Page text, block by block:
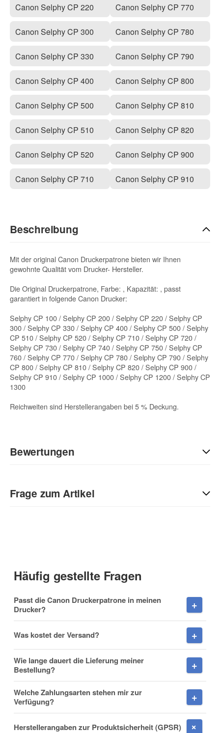
Canon Selphy CP 220
Canon Selphy CP 300
Canon Selphy CP 330
Canon Selphy CP 400
Canon Selphy CP 500
Canon Selphy CP 510
Canon Selphy CP 520
Canon Selphy CP 710
Canon Selphy CP 770
Canon Selphy CP 780
Canon Selphy CP 790
Canon Selphy CP 800
Canon Selphy CP 810
Canon Selphy CP 820
Canon Selphy CP 900
Canon Selphy CP 910
Beschreibung
Mit der original Canon Druckerpatrone bieten wir Ihnen
gewohnte Qualität vom Drucker- Hersteller.
Die Original Druckerpatrone, Farbe: , Kapazität: , passt
garantiert in folgende Canon Drucker:
Selphy CP 100 / Selphy CP 200 / Selphy CP 220 / Selphy CP
300 / Selphy CP 330 / Selphy CP 400 / Selphy CP 500 / Selphy
CP 510 / Selphy CP 520 / Selphy CP 710 / Selphy CP 720 /
Selphy CP 730 / Selphy CP 740 / Selphy CP 750 / Selphy CP
760 / Selphy CP 770 / Selphy CP 780 / Selphy CP 790 / Selphy
CP 800 / Selphy CP 810 / Selphy CP 820 / Selphy CP 900 /
Selphy CP 910 / Selphy CP 1000 / Selphy CP 1200 / Selphy CP
1300
Reichweiten sind Herstellerangaben bei 5 % Deckung.
Bewertungen
Sie Anderen bei der Kaufentscheidung:
Frage zum Artikel
Firma
Häufig gestellte Fragen
Passt die Canon Druckerpatrone in meinen
Drucker?
Was kostet der Versand?
Wie lange dauert die Lieferung meiner
Bestellung?
Welche Zahlungsarten stehen mir zur
Verfügung?
Herstellerangaben zur Produktsicherheit (GPSR)